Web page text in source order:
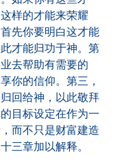
样的才能来荣耀
先你要明白这才能
才能归功于神。第
去帮助有需要的
你的信仰。第三，
回给神，以此敬拜
目标设定在作为一
而不只是财富建造
三章加以解释。